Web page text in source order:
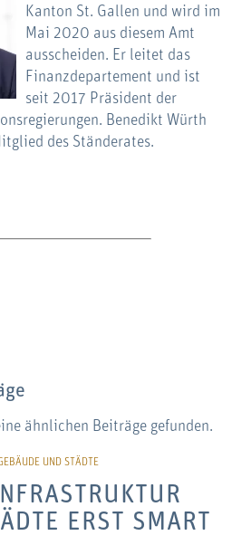
Kanton St. Gallen und wird im
Mai 2020 aus diesem Amt
ausscheiden. Er leitet das
Finanzdepartement und ist
seit 2017 Präsident der
Benedikt Würth
des Ständerates.
ähnlichen Beiträge gefunden.
ERST SMART